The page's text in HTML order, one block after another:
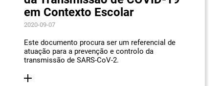
em Contexto Escolar
2020-09-07
Este documento procura ser um referencial de
atuação para a prevenção e controlo da
transmissão de SARS-CoV-2.